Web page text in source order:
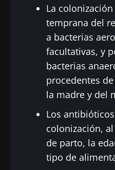
La
temprana del
a bacterias
facultativas, y
bacterias
procedentes
la madre y del
Los
colonización,
de parto, la
tipo de
Ser redirigido
Quedarse en el sitio
Institute
Me gustaría
noticias de
He leído y acepto
de uso y lapolítica
Biocodex
* Campo obligatorio
BMI 20-35
* Campo obligatorio
Descubrir
23/07/2026